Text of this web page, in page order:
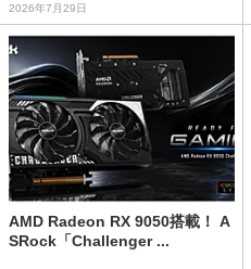
2026年7月29日
AMD Radeon RX 9050搭載！ A
SRock「Challenger ...